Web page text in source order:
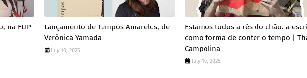
na FLIP
Lançamento de Tempos Amarelos, de
Verônica Yamada
July 10, 2025
Estamos todos a rés do chão: a
como forma de conter o tempo |
Campolina
July 10, 2025